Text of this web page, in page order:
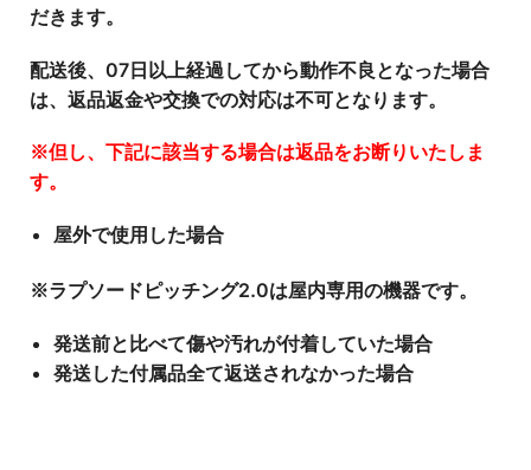
だきます。
配送後、07日以上経過してから動作不良となった場合
は、返品返金や交換での対応は不可となります。
※但し、下記に該当する場合は返品をお断りいたしま
す。
屋外で使用した場合
※ラプソードピッチング2.0は屋内専用の機器です。
発送前と比べて傷や汚れが付着していた場合
発送した付属品全て返送されなかった場合